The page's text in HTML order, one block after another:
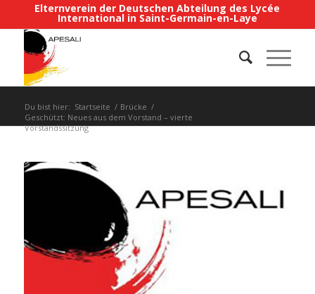
Elternverein der Deutschen Abteilung des Lycée
International in Saint-Germain-en-Laye
Du bist hier: Startseite / Brücke /
Geschützt: Neues aus dem Vorstand – vierte
Vorstandssitzung